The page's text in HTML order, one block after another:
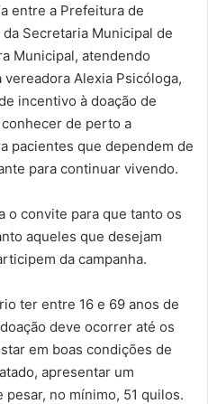
entre a Prefeitura de
Secretaria Municipal de
Municipal, atendendo
Alexia Psicóloga,
incentivo à doação de
de perto a
pacientes que dependem de
para continuar vivendo.
o convite para que tanto os
aqueles que desejam
da campanha.
ter entre 16 e 69 anos de
deve ocorrer até os
em boas condições de
apresentar um
no mínimo, 51 quilos.